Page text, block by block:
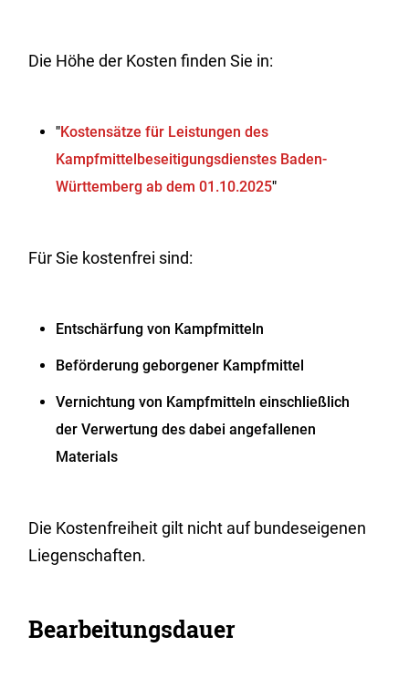
Die Höhe der Kosten finden Sie in:
"Kostensätze für Leistungen des
Kampfmittelbeseitigungsdienstes Baden-
Württemberg ab dem 01.10.2025"
Für Sie kostenfrei sind:
Entschärfung von Kampfmitteln
Beförderung geborgener Kampfmittel
Vernichtung von Kampfmitteln einschließlich
der Verwertung des dabei angefallenen
Materials
Die Kostenfreiheit gilt nicht auf bundeseigenen
Liegenschaften.
Bearbeitungsdauer